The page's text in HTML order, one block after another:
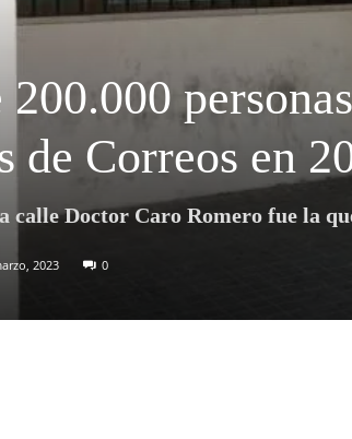
200.000
de Correos en
calle Doctor Caro Romero fue la
2023 0